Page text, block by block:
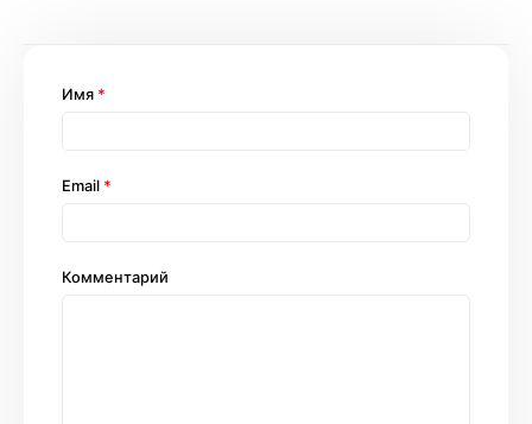
Комментарий
Имя *
Email *